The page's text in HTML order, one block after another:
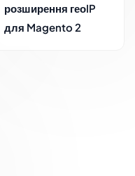
розширення геоIP
для Magento 2